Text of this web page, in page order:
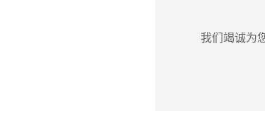
我们竭诚为您